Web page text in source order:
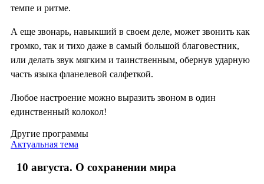
темпе и ритме.
А еще звонарь, навыкший в своем деле, может звонить как
громко, так и тихо даже в самый большой благовестник,
или делать звук мягким и таинственным, обернув ударную
часть языка фланелевой салфеткой.
Любое настроение можно выразить звоном в один
единственный колокол!
Другие программы
Актуальная тема
10 августа. О сохранении мира